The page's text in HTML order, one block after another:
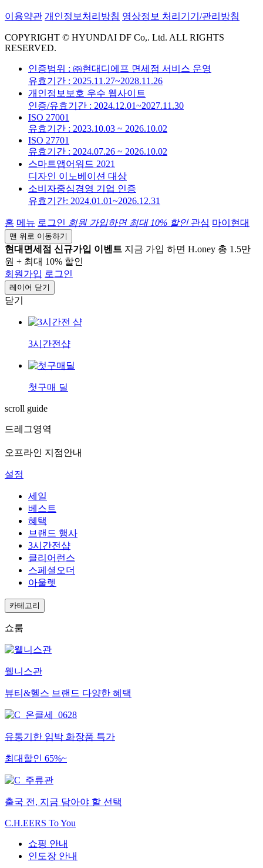
이용약관 개인정보처리방침 영상정보 처리기기/관리방침
COPYRIGHT © HYUNDAI DF Co,. Ltd. ALL RIGHTS
RESERVED.
인증범위 : ㈜현대디에프 면세점 서비스 운영
유효기간 : 2025.11.27~2028.11.26
개인정보보호 우수 웹사이트
인증/유효기간 : 2024.12.01~2027.11.30
ISO 27001
유효기간 : 2023.10.03 ~ 2026.10.02
ISO 27701
유효기간 : 2024.07.26 ~ 2026.10.02
스마트앱어워드 2021
디자인 이노베이션 대상
소비자중심경영 기업 인증
유효기간: 2024.01.01~2026.12.31
홈 메뉴 로그인 회원 가입하면 최대 10% 할인 관심 마이현대
맨 위로 이동하기
현대면세점 신규가입 이벤트 지금 가입 하면 H.oney 총 1.5만
원 + 최대 10% 할인
회원가입 로그인
레이어 닫기
닫기
3시간전샵
첫구매 딜
scroll guide
드레그영역
오프라인 지점안내
설정
세일
베스트
혜택
브랜드 행사
3시간전샵
클리어런스
스페셜오더
아울렛
카테고리
쇼룸
웰니스관
뷰티&헬스 브랜드 다양한 혜택
유통기한 임박 화장품 특가
최대할인 65%~
출국 전, 지금 담아야 할 선택
C.H.EERS To You
쇼핑 안내
인도장 안내